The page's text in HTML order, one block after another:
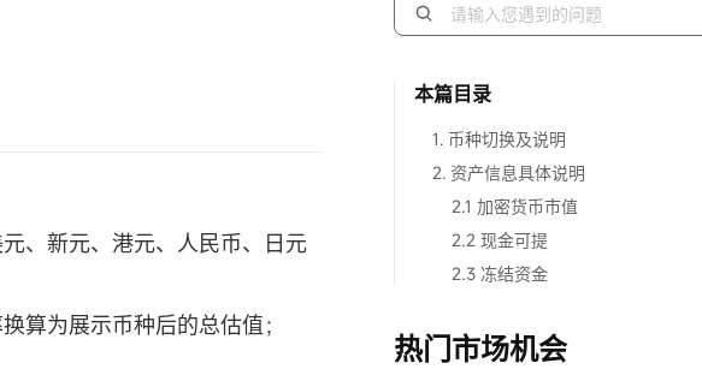
、新元、港元、人民币、日元
算为展示币种后的总估值；
本篇目录
1. 币种切换及说明
2. 资产信息具体说明
2.1 加密货币市值
2.2 现金可提
2.3 冻结资金
热门市场机会